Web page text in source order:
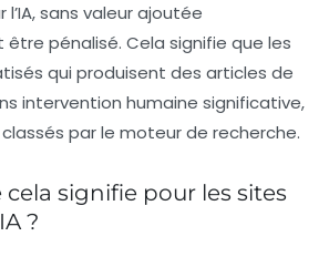
sans valeur ajoutée
pénalisé. Cela signifie que les
qui produisent des articles de
intervention humaine significative,
par le moteur de recherche.
cela signifie pour les sites
?